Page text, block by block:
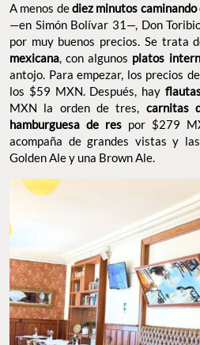
A menos dediez minutos caminando
—en Simón Bolívar 31—, Don
por muy buenos precios. Se trata
mexicana, con algunos platos
antojo. Para empezar, los precios
los $59 MXN. Después, hay
MXN la orden de tres, carnitas
hamburguesa de res por $279
acompaña de grandes vistas y las
Golden Ale y una Brown Ale.